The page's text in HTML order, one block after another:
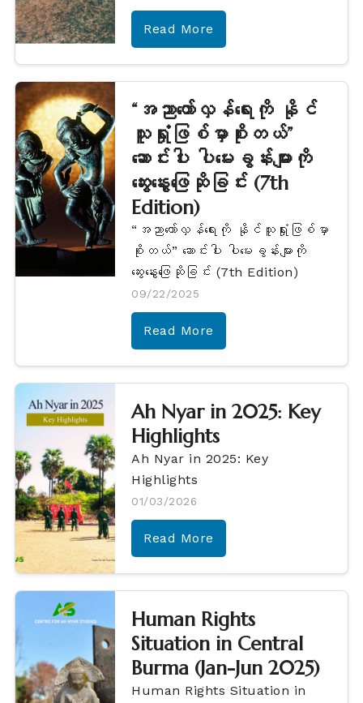
Read More
“အညာတော်လှန်ရေးကို နိုင်
သူရှုံးဖြစ်မှာစိုးတယ်”
ဆောင်းပါး ပါမေးခွန်းများကို
ဆွေးနွေးဖြေဆိုခြင်း (7th
Edition)
“အညာတော်လှန်ရေးကို နိုင်သူရှုံးဖြစ်မှာ
စိုးတယ်” ဆောင်းပါး ပါမေးခွန်းများကို
ဆွေးနွေးဖြေဆိုခြင်း (7th Edition)
09/22/2025
Read More
Ah Nyar in 2025: Key
Highlights
Ah Nyar in 2025: Key
Highlights
01/03/2026
Read More
Human Rights
Situation in Central
Burma (Jan-Jun 2025)
Human Rights Situation in